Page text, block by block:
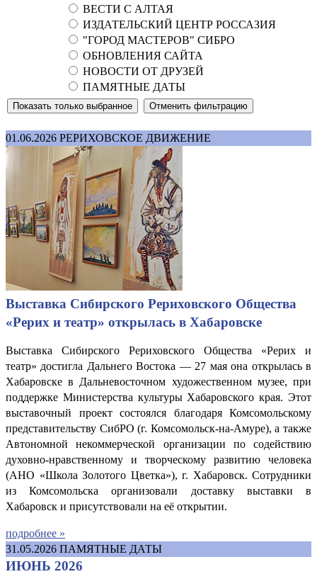
ВЕСТИ С АЛТАЯ
ИЗДАТЕЛЬСКИЙ ЦЕНТР РОССАЗИЯ
"ГОРОД МАСТЕРОВ" СИБРО
ОБНОВЛЕНИЯ САЙТА
НОВОСТИ ОТ ДРУЗЕЙ
ПАМЯТНЫЕ ДАТЫ
01.06.2026 РЕРИХОВСКОЕ ДВИЖЕНИЕ
Выставка Сибирского Рериховского Общества
«Рерих и театр» открылась в Хабаровске
Выставка Сибирского Рериховского Общества «Рерих и
театр» достигла Дальнего Востока — 27 мая она открылась в
Хабаровске в Дальневосточном художественном музее, при
поддержке Министерства культуры Хабаровского края. Этот
выставочный проект состоялся благодаря Комсомольскому
представительству СибРО (г. Комсомольск-на-Амуре), а также
Автономной некоммерческой организации по содействию
духовно-нравственному и творческому развитию человека
(АНО «Школа Золотого Цветка»), г. Хабаровск. Сотрудники
из Комсомольска организовали доставку выставки в
Хабаровск и присутствовали на её открытии.
подробнее »
31.05.2026 ПАМЯТНЫЕ ДАТЫ
ИЮНЬ 2026